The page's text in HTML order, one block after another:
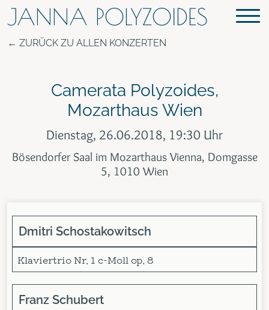
JANNA POLYZOIDES
ZURÜCK ZU ALLEN KONZERTEN
Camerata Polyzoides,
Mozarthaus Wien
Dienstag, 26.06.2018, 19:30 Uhr
Bösendorfer Saal im Mozarthaus Vienna, Domgasse
5, 1010 Wien
Dmitri Schostakowitsch
Klaviertrio Nr. 1 c-Moll op. 8
Franz Schubert